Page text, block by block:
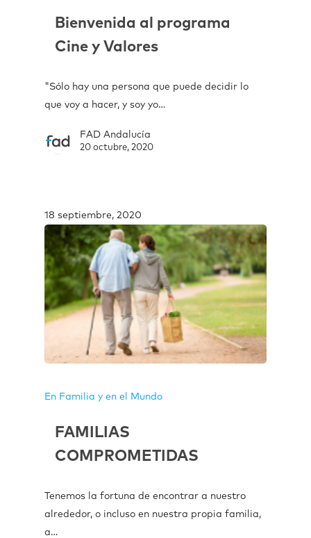
Bienvenida al programa
Cine y Valores
"Sólo hay una persona que puede decidir lo
que voy a hacer, y soy yo…
FAD Andalucía
20 octubre, 2020
18 septiembre, 2020
En Familia y en el Mundo
FAMILIAS
COMPROMETIDAS
Tenemos la fortuna de encontrar a nuestro
alrededor, o incluso en nuestra propia familia,
a…